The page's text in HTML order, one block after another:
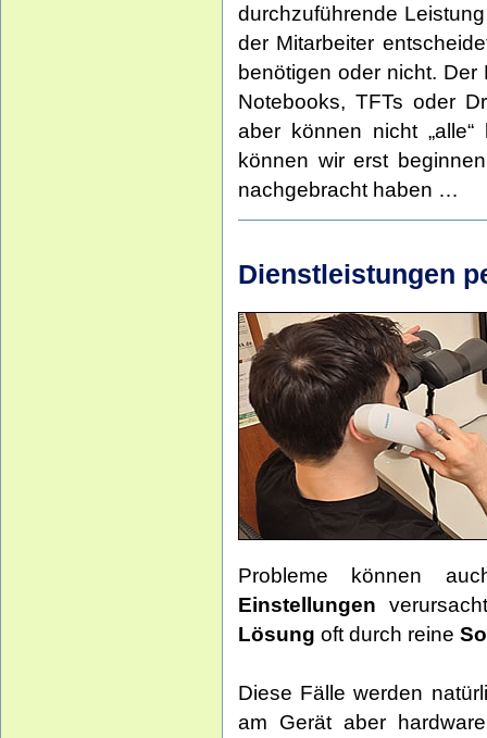
durchzuführende
der Mitarbeiter
benötigen oder nicht. Der
Notebooks, TFTs oder
aber können nicht
können wir erst
nachgebracht haben …
Dienstleistungen
Probleme können
Einstellungen
Lösung oft durch reine
Diese Fälle werden
am Gerät aber